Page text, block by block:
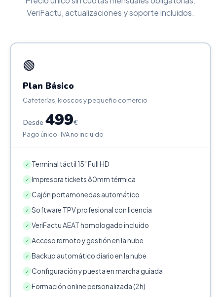
VeriFactu, actualizaciones y soporte incluidos.
🟢
Plan Básico
Cafeterías, kioscos y pequeño comercio
Desde 499€
Pago único · IVA no incluido
✓ Terminal táctil 15" Full HD
✓ Impresora tickets 80mm térmica
✓ Cajón portamonedas automático
✓ Software TPV profesional con licencia
✓ VeriFactu AEAT homologado incluido
✓ Acceso remoto y gestión en la nube
✓ Backup automático diario en la nube
✓ Configuración y puesta en marcha guiada
✓ Formación online personalizada (2h)